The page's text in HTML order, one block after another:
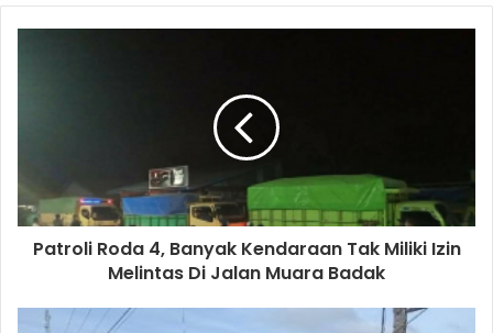
Patroli Roda 4, Banyak Kendaraan Tak Miliki Izin
Melintas Di Jalan Muara Badak